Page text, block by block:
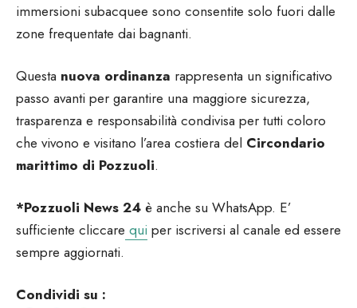
immersioni subacquee sono consentite solo fuori dalle
zone frequentate dai bagnanti.
Questa nuova ordinanza rappresenta un significativo
passo avanti per garantire una maggiore sicurezza,
trasparenza e responsabilità condivisa per tutti coloro
che vivono e visitano l’area costiera del Circondario
marittimo di Pozzuoli.
*Pozzuoli News 24 è anche su WhatsApp. E’
sufficiente cliccare qui per iscriversi al canale ed essere
sempre aggiornati.
Condividi su :